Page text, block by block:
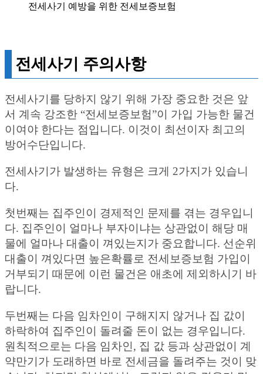
전세사기 예방을 위한 전세보증보험
전세사기 주의사항
전세사기를 당하지 않기 위해 가장 중요한 것은 앞
서 계속 강조한 “전세보증보험”이 가입 가능한 물건
이여야 한다는 점입니다. 이것이 최선이자 최고의
방어수단입니다.
전세사기가 발생하는 유형은 크게 2가지가 있습니
다.
첫번째는 집주인이 경제적인 문제를 겪는 경우입니
다. 집주인이 얼마나 부자이냐는 상관없이 해당 매
물에 얼마나 대출이 껴있는지가 중요합니다. 선순위
대출이 껴있다면 높은확률로 전세보증보험 가입이
거부되기 때문에 이런 물건은 애초에 제외하시기 바
랍니다.
두번째는 다음 임차인이 구해지지 않거나 집 값이
하락하여 집주인이 돌려줄 돈이 없는 경우입니다.
원칙적으로는 다음 임차인, 집 값 등과 상관없이 계
약만기가 도래하면 바로 전세금을 돌려주는 것이 맞